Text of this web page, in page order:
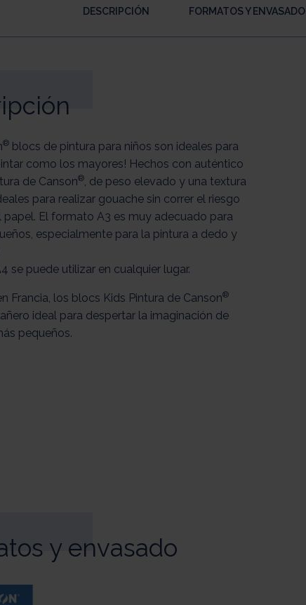
DESCRIPCIÓN FORMATOS Y ENVASADO
® blocs de pintura para niños son ideales para
como los mayores! Hechos con auténtico
de Canson®, de peso elevado y una textura
para realizar gouache sin correr el riesgo
papel. El formato A3 es muy adecuado para
especialmente para la pintura a dedo y
se puede utilizar en cualquier lugar.
Francia, los blocs Kids Pintura de Canson®
ideal para despertar la imaginación de
pequeños.
y envasado